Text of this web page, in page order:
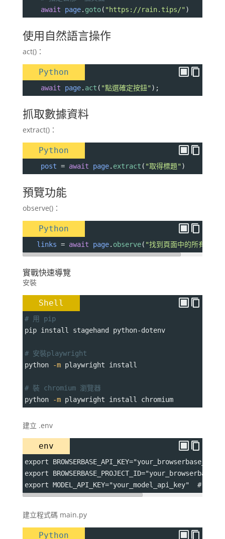
await
page. goto( "https://rain.tips/" )
使用自然語言操作
act()：
Python
await page. act ( "點選確定按鈕" );
抓取數據資料
extract()：
Python
post = await page. extract ( "取得標題" )
預覽功能
observe()：
Python
links = await page. observe( "找到頁面中的所有連結"
實戰快速導覽
安裝
Shell
# 用 pip
pip install stagehand python-dotenv
# 安裝playwright
python
-m playwright install
# 裝 chromium 瀏覽器
python
-m playwright install chromium
建立 .env
env
export
export
export MODEL_API_KEY="your_model_api_key"  #
建立程式碼 main.py
Python